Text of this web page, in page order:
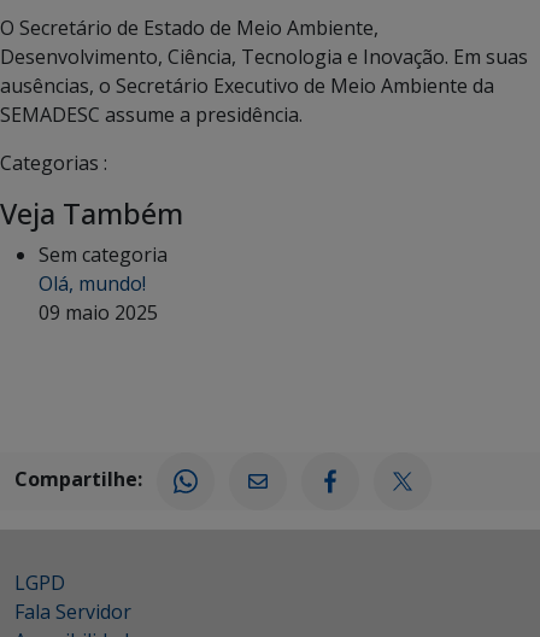
O Secretário de Estado de Meio Ambiente,
Desenvolvimento, Ciência, Tecnologia e Inovação. Em suas
ausências, o Secretário Executivo de Meio Ambiente da
SEMADESC assume a presidência.
Categorias :
Veja Também
Sem categoria
Olá, mundo!
09 maio 2025
Compartilhe:
LGPD
Fala Servidor